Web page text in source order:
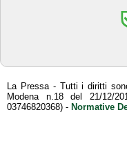
La Pressa - Tutti i diritti
Modena n.18 del 21/12/
03746820368) - Normative